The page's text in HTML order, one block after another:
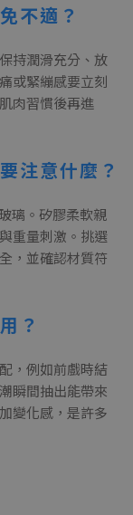
不適？
持潤滑充分、放
或緊繃感要立刻
肉習慣後再進
注意什麼？
璃。矽膠柔軟親
重量刺激。挑選
，並確認材質符
？
，例如前戲時結
瞬間抽出能帶來
變化感，是許多